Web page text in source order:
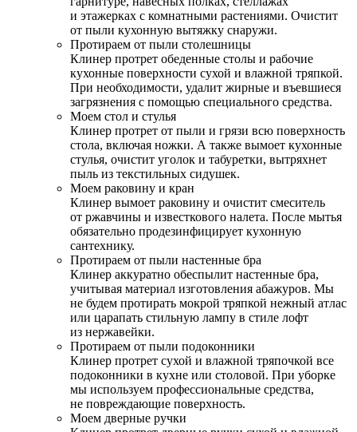
и этажерках с комнатными растениями. Очистит
от пыли кухонную вытяжку снаружи.
Протираем от пыли столешницы
Клинер протрет обеденные столы и рабочие
кухонные поверхности сухой и влажной тряпкой.
При необходимости, удалит жирные и въевшиеся
загрязнения с помощью специального средства.
Моем стол и стулья
Клинер протрет от пыли и грязи всю поверхность
стола, включая ножки. А также вымоет кухонные
стулья, очистит уголок и табуретки, вытряхнет
пыль из текстильных сидушек.
Моем раковину и кран
Клинер вымоет раковину и очистит смеситель
от ржавчины и известкового налета. После мытья
обязательно продезинфицирует кухонную
сантехнику.
Протираем от пыли настенные бра
Клинер аккуратно обеспылит настенные бра,
учитывая материал изготовления абажуров. Мы
не будем протирать мокрой тряпкой нежный атлас
или царапать стильную лампу в стиле лофт
из нержавейки.
Протираем от пыли подоконники
Клинер протрет сухой и влажной тряпочкой все
подоконники в кухне или столовой. При уборке
мы используем профессиональные средства,
не повреждающие поверхность.
Моем дверные ручки